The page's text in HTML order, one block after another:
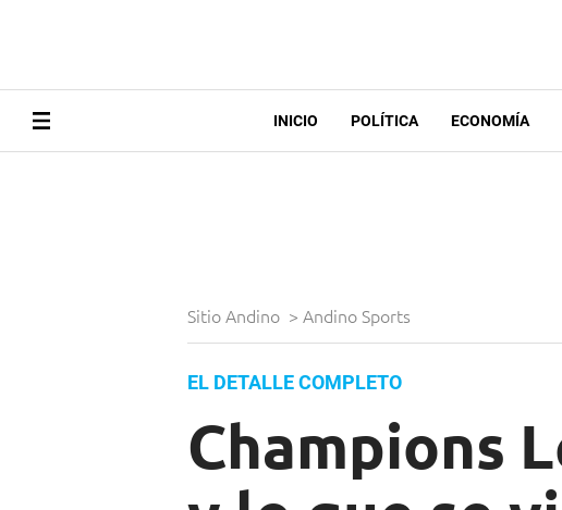
INICIO POLÍTICA ECONOMÍA
Sitio Andino > Andino Sports
EL DETALLE COMPLETO
Champions